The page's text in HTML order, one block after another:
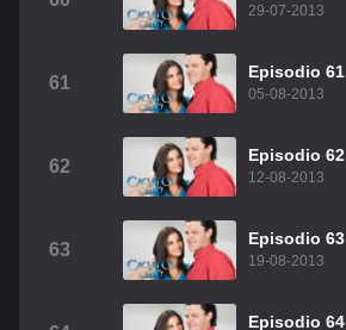
29-07-2013
61
Episodio 61
05-08-2013
62
Episodio 62
12-08-2013
63
Episodio 63
19-08-2013
Episodio 64